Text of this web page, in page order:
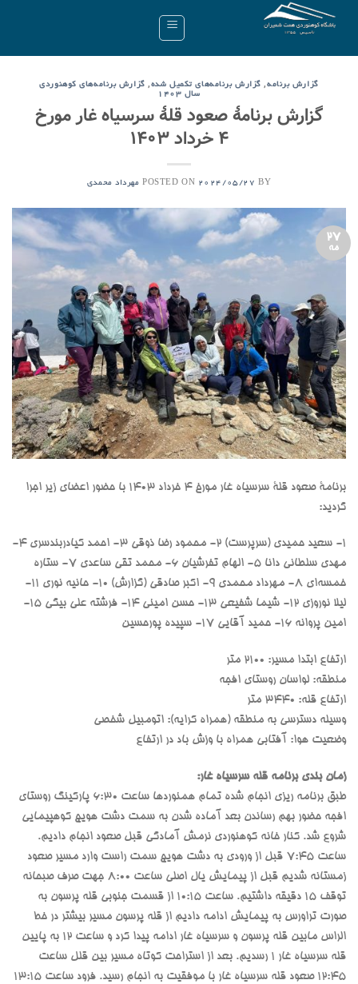
گزارش برنامه, گزارش برنامه‌های تکمیل شده, گزارش برنامه‌های کوهنوردی
سال ۱۴۰۳
گزارش برنامۀ صعود قلۀ سرسیاه غار مورخ
۴ خرداد ۱۴۰۳
POSTED ON 2024/05/27 BY مهرداد محمدی
27
مه
برنامۀ صعود قلۀ سرسیاه غار مورخ ۴ خرداد ۱۴۰۳ با حضور اعضای زیر اجرا
گردید:
۱- سعید حمیدی (سرپرست) ۲- محمود رضا ذوقی ۳- احمد کیادربندسری ۴-
مهدی سلطانی دانا ۵- الهام تفرشیان ۶- محمد تقی ساعدی ۷- ستاره
خمسه‌ای ۸- مهرداد محمدی ۹- اکبر صادقی (گزارش) ۱۰- حانیه نوری ۱۱-
لیلا نوروزی ۱۲- شیما شفیعی ۱۳- حسن امینی ۱۴- فرشته علی بیگی ۱۵-
امین پروانه ۱۶- حمید آقایی ۱۷- سپیده پورحسین
ارتفاع ابتدا مسیر: 2100 متر
منطقه: لواسان روستای افجه
ارتفاع قله: 3440 متر
وسیله دسترسی به منطقه (همراه کرایه): اتومبیل شخصی
وضعیت هوا: آفتابی همراه با وزش باد در ارتفاع
زمان بندی برنامه قله سرسیاه غار:
طبق برنامه ریزی انجام شده تمام همنوردها ساعت 6:30 پارکینگ روستای
افجه حضور بهم رساندن بعد آماده شدن به سمت دشت هویج کوهپیمایی
شروع شد. کنار خانه کوهنوردی نرمش آمادگی قبل صعود انجام دادیم.
ساعت 7:45 قبل از ورودی به دشت هویج سمت راست وارد مسیر صعود
زمستانه شدیم قبل از پیمایش یال اصلی ساعت 8:00 جهت صرف صبحانه
توقف 15 دقیقه داشتیم. ساعت 10:15 از قسمت جنوبی قله پرسون به
صورت تراورس به پیمایش ادامه دادیم از قله پرسون مسیر بیشتر در خط
الراس مابین قله پرسون و سرسیاه غار ادامه پیدا کرد و ساعت 12 به پایین
قله سرسیاه غار 1 رسدیم. بعد از استراحت کوتاه مسیر بین قلل ساعت
12:45 صعود قله سرسیاه غار با موفقیت به انجام رسید. فرود ساعت 13:15